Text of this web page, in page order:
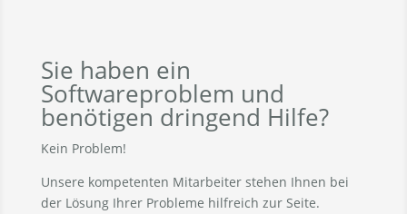
Sie haben ein
Softwareproblem und
benötigen dringend Hilfe?
Kein Problem!
Unsere kompetenten Mitarbeiter stehen Ihnen bei
der Lösung Ihrer Probleme hilfreich zur Seite.